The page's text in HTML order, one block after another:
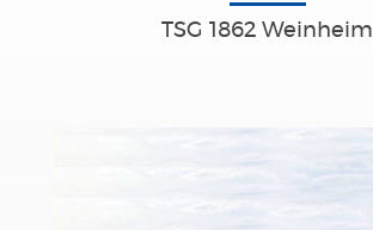
TSG 1862 Weinheim